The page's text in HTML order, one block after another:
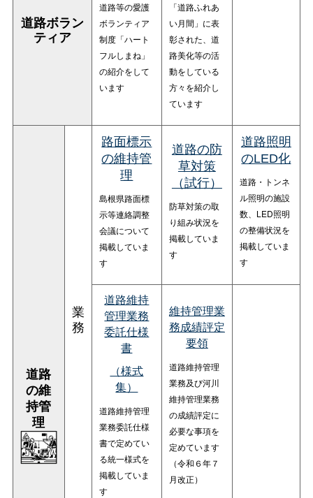
道路ボラン
ティア
道路等の愛護
ボランティア
制度「ハート
フルしまね」
の紹介をして
います
「道路ふれあ
い月間」に表
彰された、道
路美化等の活
動をしている
方々を紹介し
ています
道路
の維
持管
理
業
務
路面標示
の維持管
理
島根県路面標
示等連絡調整
会議について
掲載していま
す
道路の防
草対策
（試行）
防草対策の取
り組み状況を
掲載していま
す
道路照明
のLED化
道路・トンネ
ル照明の施設
数、LED照明
の整備状況を
掲載していま
す
道路維持
管理業務
委託仕様
書
（様式
集）
道路維持管理
業務委託仕様
書で定めてい
る統一様式を
掲載していま
す
維持管理業
務成績評定
要領
道路維持管理
業務及び河川
維持管理業務
の成績評定に
必要な事項を
定めています
（令和６年７
月改正）